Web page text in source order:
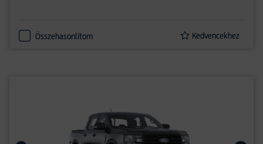
Összehasonlítom Kedvencekhez